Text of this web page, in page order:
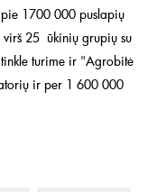
1700 000 puslapių
25 ūkinių grupių su
turime ir "Agrobitė
ir per 1 600 000